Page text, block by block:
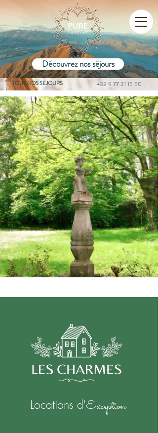
Découvrez nos séjours
+33 9 77 31 15 50
TOUS NOS SEJOURS
Locations ​d'Exception